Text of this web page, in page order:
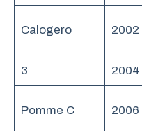
Calogero 2002
3 2004
Pomme C 2006